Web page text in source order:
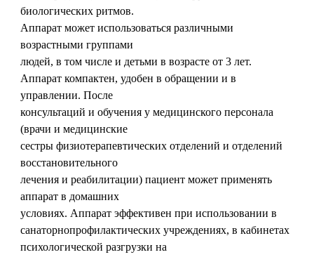
биологических ритмов.
Аппарат может использоваться различными
возрастными группами
людей, в том числе и детьми в возрасте от 3 лет.
Аппарат компактен, удобен в обращении и в
управлении. После
консультаций и обучения у медицинского персонала
(врачи и медицинские
сестры физиотерапевтических отделений и отделений
восстановительного
лечения и реабилитации) пациент может применять
аппарат в домашних
условиях. Аппарат эффективен при использовании в
санаторнопрофилактических учреждениях, в кабинетах
психологической разгрузки на